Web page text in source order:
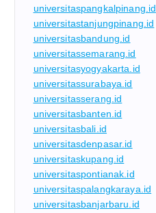
universitaspangkalpinang.id
universitastanjungpinang.id
universitasbandung.id
universitassemarang.id
universitasyogyakarta.id
universitassurabaya.id
universitasserang.id
universitasbanten.id
universitasbali.id
universitasdenpasar.id
universitaskupang.id
universitaspontianak.id
universitaspalangkaraya.id
universitasbanjarbaru.id